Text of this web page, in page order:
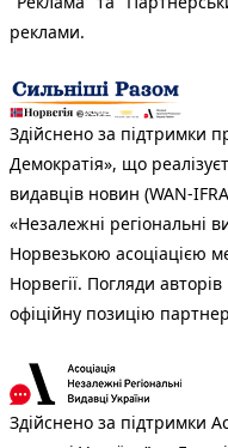
реклами.
Здійснено за підтримки
Демократія», що
видавців новин (WAN-
«Незалежні регіональні
Норвезькою асоціацією
Норвегії. Погляди
офіційну позицію
Здійснено за підтримки